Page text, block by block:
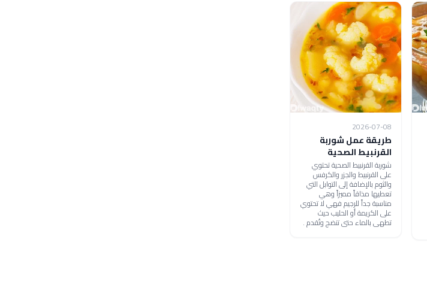
2026-07-08
طريقة عمل شوربة
القرنبيط الصحية
شوربة القرنبيط الصحية تحتوي
على القرنبيط والجزر والكرفس
والثوم بالإضافة إلى التوابل التي
تعطيها مذاقاً مميزاً وهي
مناسبة جداً للرجيم فهي لا تحتوي
على الكريمة أو الحليب حيث
تطهى بالماء حتى تنضج وتُقدم .